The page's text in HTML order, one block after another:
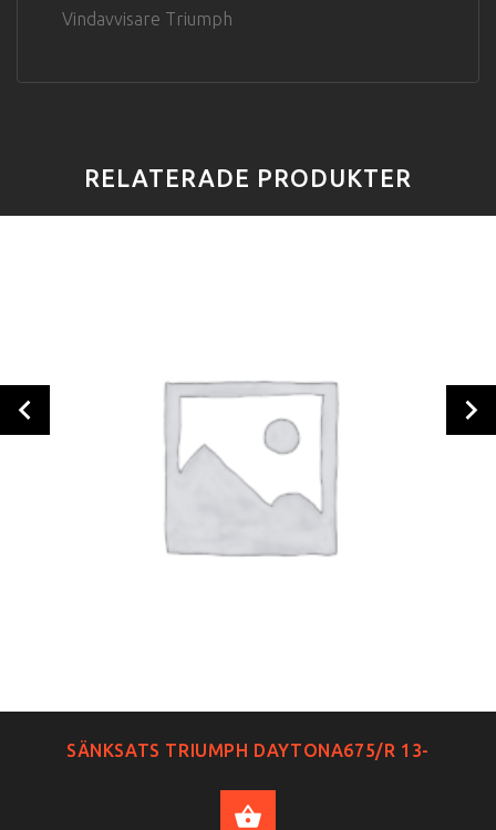
Vindavvisare Triumph
RELATERADE PRODUKTER
SÄNKSATS TRIUMPH DAYTONA675/R 13-